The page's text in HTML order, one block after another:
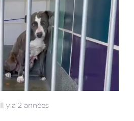
Il y a 2 années